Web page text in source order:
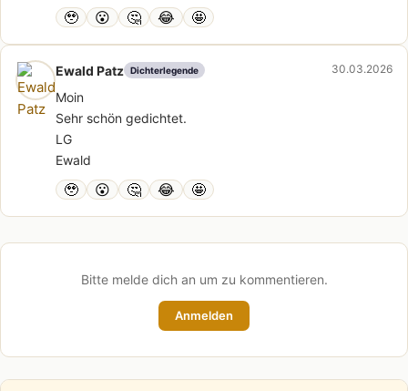
🥹 😮 🤔 😂 🤩
Ewald Patz Dichterlegende 30.03.2026
Moin
Sehr schön gedichtet.
LG
Ewald
🥹 😮 🤔 😂 🤩
Bitte melde dich an um zu kommentieren.
Anmelden